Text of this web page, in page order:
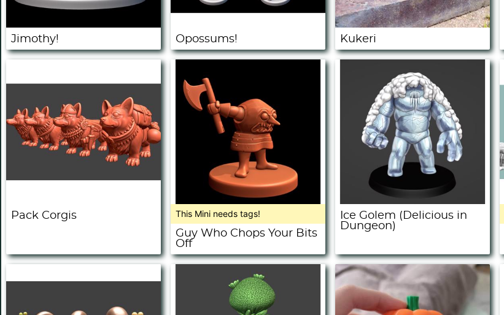
Jimothy! Opossums! Kukeri
Pack Corgis This Mini needs tags!
Guy Who Chops Your Bits
Off
Ice Golem (Delicious in
Dungeon)